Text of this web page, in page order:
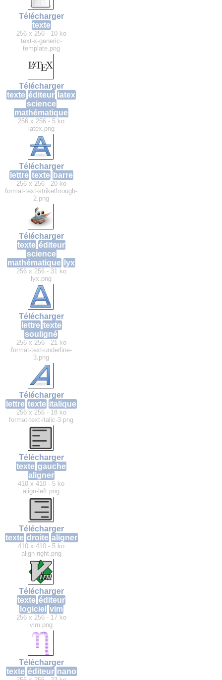
Télécharger
texte
256 x 256 - 10 ko
text-x-generic-
template.png
Télécharger
texte éditeur latex
science
mathématique
256 x 256 - 5 ko
latex.png
Télécharger
lettre texte barre
256 x 256 - 20 ko
format-text-strikethrough-
2.png
Télécharger
texte éditeur
science
mathématique lyx
256 x 256 - 31 ko
lyx.png
Télécharger
lettre texte
souligné
256 x 256 - 21 ko
format-text-underline-
3.png
Télécharger
lettre texte italique
256 x 256 - 18 ko
format-text-italic-3.png
Télécharger
texte gauche
aligner
410 x 410 - 5 ko
align-left.png
Télécharger
texte droite aligner
410 x 410 - 5 ko
align-right.png
Télécharger
texte éditeur
logiciel vim
256 x 256 - 17 ko
vim.png
Télécharger
texte éditeur nano